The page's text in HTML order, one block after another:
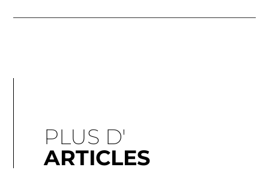
PLUS D'
ARTICLES